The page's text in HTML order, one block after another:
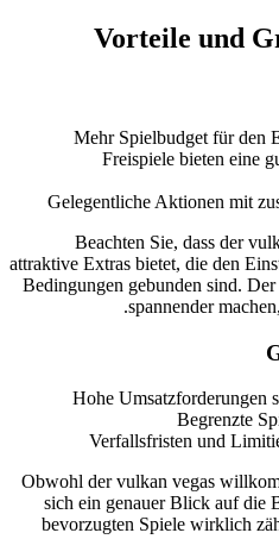
Vorteile und
Mehr Spielbudget für den
Freispiele bieten eine
Gelegentliche Aktionen mit
Beachten Sie, dass der
attraktive Extras bietet, die den
Bedingungen gebunden sind.
spannender
Hohe Umsatzforderungen
Begrenzte
Verfallsfristen und
Obwohl der vulkan vegas
sich ein genauer Blick auf die
bevorzugten Spiele wirklich